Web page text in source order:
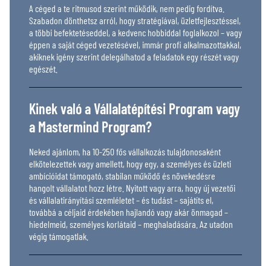
A céged a te ritmusod szerint működik, nem pedig fordítva.
Szabadon dönthetsz arról, hogy stratégiával, üzletfejlesztéssel,
a többi befektetéseddel, a kedvenc hobbiddal foglalkozol – vagy
éppen a saját céged vezetésével, immár profi alkalmazottakkal,
akiknek igény szerint delegálhatod a feladatok egy részét vagy
egészét.
Kinek való a Vállalatépítési Program vagy
a Mastermind Program?
Neked ajánlom, ha 10-250 fős vállalkozás tulajdonosaként
elkötelezettek vagy amellett, hogy egy, a személyes és üzleti
ambícióidat támogató, stabilan működő és növekedésre
hangolt vállalatot hozz létre. Nyitott vagy arra, hogy új vezetői
és vállalatirányítási szemléletet – és tudást – sajátíts el,
továbbá a céljaid érdekében hajlandó vagy akár önmagad –
hiedelmeid, személyes korlátaid – meghaladására. Az utadon
végig támogatlak.